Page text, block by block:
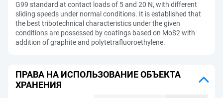
G99 standard at contact loads of 5 and 20 N, with different
sliding speeds under normal conditions. It is established that
the best tribotechnical characteristics under the given
conditions are possessed by coatings based on MoS2 with
addition of graphite and polytetrafluoroethylene.
ПРАВА НА ИСПОЛЬЗОВАНИЕ ОБЪЕКТА
ХРАНЕНИЯ